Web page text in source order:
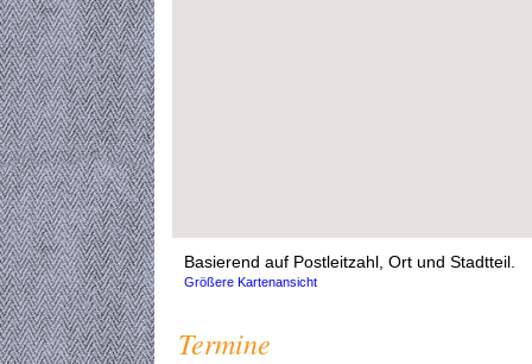
Basierend auf Postleitzahl, Ort und Stadtteil.
Größere Kartenansicht
Termine